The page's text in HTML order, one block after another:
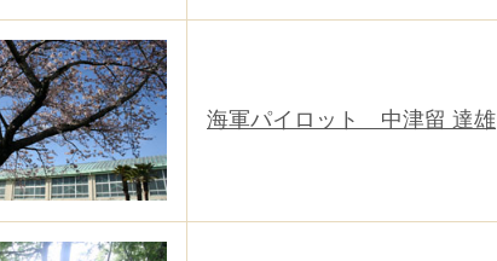
海軍パイロット 中津留 達雄